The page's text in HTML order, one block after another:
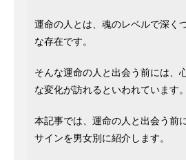
運命の人とは、魂のレベルで深く
な存在です。
そんな運命の人と出会う前には、
な変化が訪れるといわれています。
本記事では、運命の人と出会う前
サインを男女別に紹介します。